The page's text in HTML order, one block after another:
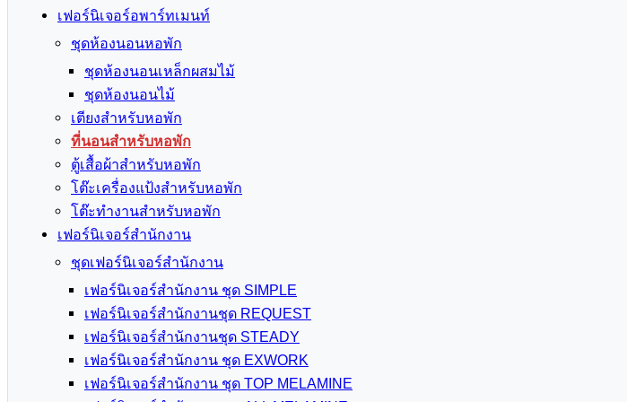
เฟอร์นิเจอร์อพาร์ทเมนท์
ชุดห้องนอนหอพัก
ชุดห้องนอนเหล็กผสมไม้
ชุดห้องนอนไม้
เตียงสำหรับหอพัก
ที่นอนสำหรับหอพัก
ตู้เสื้อผ้าสำหรับหอพัก
โต๊ะเครื่องแป้งสำหรับหอพัก
โต๊ะทำงานสำหรับหอพัก
เฟอร์นิเจอร์สำนักงาน
ชุดเฟอร์นิเจอร์สำนักงาน
เฟอร์นิเจอร์สำนักงาน ชุด SIMPLE
เฟอร์นิเจอร์สำนักงานชุด REQUEST
เฟอร์นิเจอร์สำนักงานชุด STEADY
เฟอร์นิเจอร์สำนักงาน ชุด EXWORK
เฟอร์นิเจอร์สำนักงาน ชุด TOP MELAMINE